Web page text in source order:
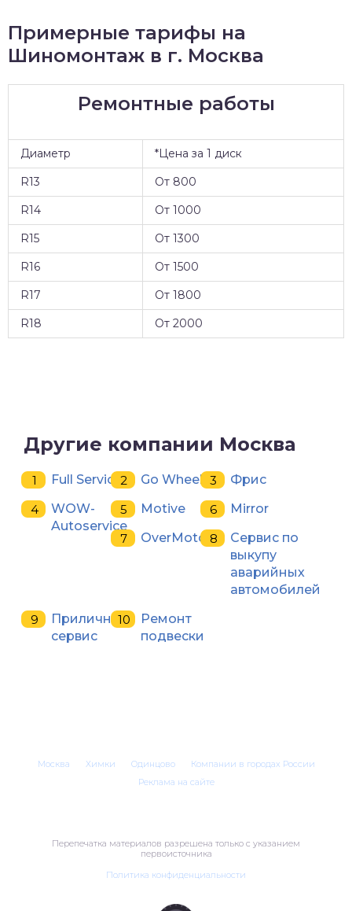
Примерные тарифы на
Шиномонтаж в г. Москва
Ремонтные работы
Диаметр
*Цена за 1 диск
R13
От 800
R14
От 1000
R15
От 1300
R16
От 1500
R17
От 1800
R18
От 2000
Другие компании Москва
Full Service Go Wheels
Фрис
WOW-
Autoservice
Motive
Mirror
OverMoto
Сервис по
выкупу
аварийных
автомобилей
Приличный
сервис
Ремонт
подвески
Москва Химки Одинцово
Компании в городах России
Реклама на сайте
Перепечатка материалов разрешена только с указанием
первоисточника
Политика конфиденциальности